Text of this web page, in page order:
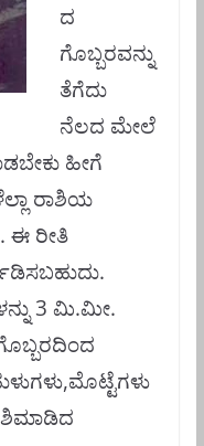
ದ
ಗೊಬ್ಬರವನ್ನು
ತೆಗೆದು
ನೆಲದ ಮೇಲೆ
ಹೀಗೆ
ರಾಶಿಯ
ಈ ರೀತಿ
3 ಮಿ.ಮೀ.